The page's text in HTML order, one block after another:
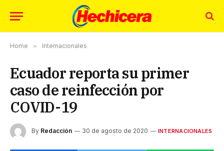
Home » Internacionales
Ecuador reporta su primer
caso de reinfección por
COVID-19
By Redacción 30 de agosto de 2020 INTERNACIONALES